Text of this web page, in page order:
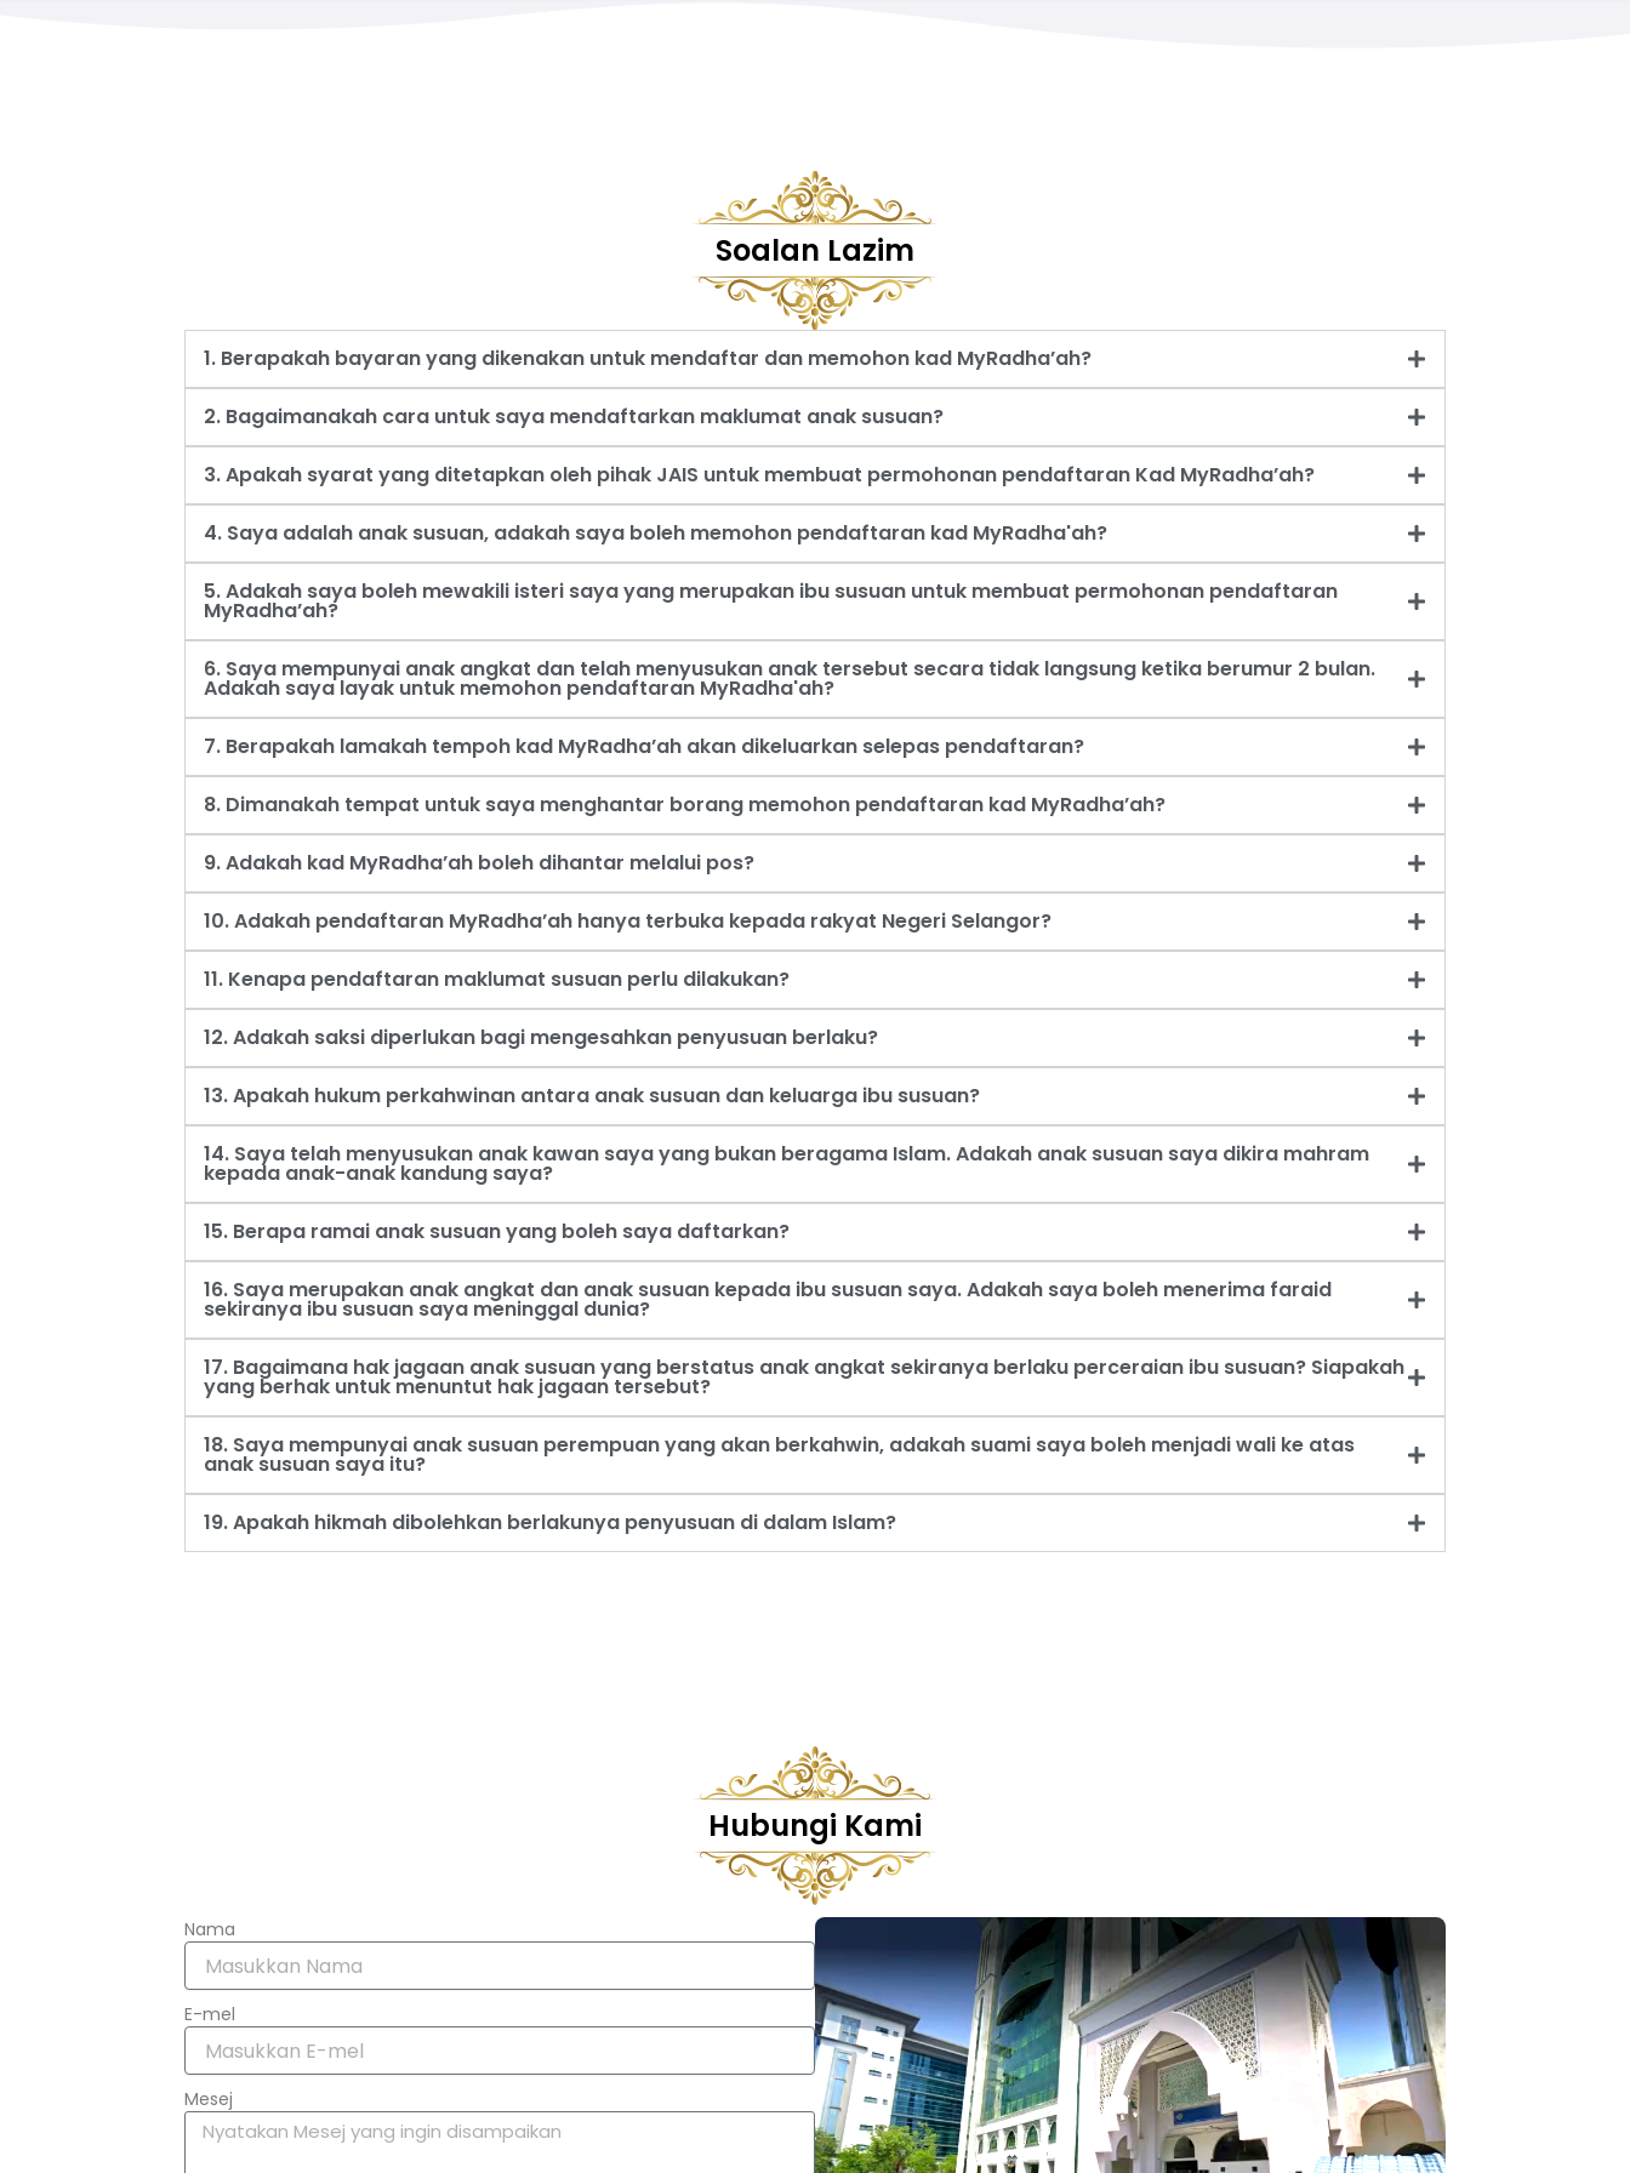
Soalan Lazim
1. Berapakah bayaran yang dikenakan untuk mendaftar dan memohon kad MyRadha’ah?
2. Bagaimanakah cara untuk saya mendaftarkan maklumat anak susuan?
3. Apakah syarat yang ditetapkan oleh pihak JAIS untuk membuat permohonan pendaftaran Kad MyRadha’ah?
4. Saya adalah anak susuan, adakah saya boleh memohon pendaftaran kad MyRadha'ah?
5. Adakah saya boleh mewakili isteri saya yang merupakan ibu susuan untuk membuat permohonan pendaftaran
MyRadha’ah?
6. Saya mempunyai anak angkat dan telah menyusukan anak tersebut secara tidak langsung ketika berumur 2 bulan.
Adakah saya layak untuk memohon pendaftaran MyRadha'ah?
7. Berapakah lamakah tempoh kad MyRadha’ah akan dikeluarkan selepas pendaftaran?
8. Dimanakah tempat untuk saya menghantar borang memohon pendaftaran kad MyRadha’ah?
9. Adakah kad MyRadha’ah boleh dihantar melalui pos?
10. Adakah pendaftaran MyRadha’ah hanya terbuka kepada rakyat Negeri Selangor?
11. Kenapa pendaftaran maklumat susuan perlu dilakukan?
12. Adakah saksi diperlukan bagi mengesahkan penyusuan berlaku?
13. Apakah hukum perkahwinan antara anak susuan dan keluarga ibu susuan?
14. Saya telah menyusukan anak kawan saya yang bukan beragama Islam. Adakah anak susuan saya dikira mahram
kepada anak-anak kandung saya?
15. Berapa ramai anak susuan yang boleh saya daftarkan?
16. Saya merupakan anak angkat dan anak susuan kepada ibu susuan saya. Adakah saya boleh menerima faraid
sekiranya ibu susuan saya meninggal dunia?
17. Bagaimana hak jagaan anak susuan yang berstatus anak angkat sekiranya berlaku perceraian ibu susuan? Siapakah
yang berhak untuk menuntut hak jagaan tersebut?
18. Saya mempunyai anak susuan perempuan yang akan berkahwin, adakah suami saya boleh menjadi wali ke atas
anak susuan saya itu?
19. Apakah hikmah dibolehkan berlakunya penyusuan di dalam Islam?
Hubungi Kami
Nama
E-mel
Mesej